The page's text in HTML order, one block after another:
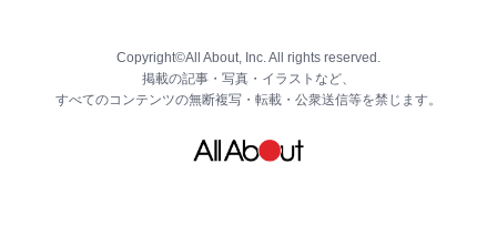
Copyright©All About, Inc. All rights reserved.
掲載の記事・写真・イラストなど、
すべてのコンテンツの無断複写・転載・公衆送信等を禁じます。